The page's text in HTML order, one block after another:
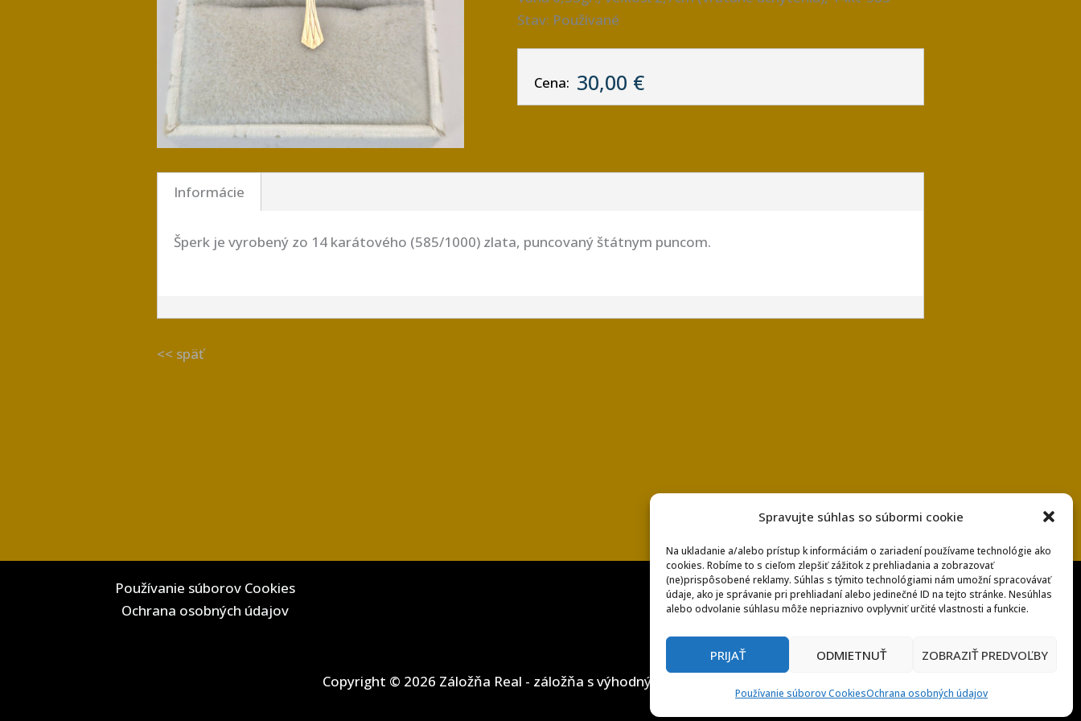
Spravujte súhlas so súbormi cookie
Na ukladanie a/alebo prístup k informáciám o zariadení používame technológie ako
cookies. Robíme to s cieľom zlepšiť zážitok z prehliadania a zobrazovať
(ne)prispôsobené reklamy. Súhlas s týmito technológiami nám umožní spracovávať
údaje, ako je správanie pri prehliadaní alebo jedinečné ID na tejto stránke. Nesúhlas
alebo odvolanie súhlasu môže nepriaznivo ovplyvniť určité vlastnosti a funkcie.
PRIJAŤ ODMIETNUŤ ZOBRAZIŤ PREDVOĽBY
Používanie súborov CookiesOchrana osobných údajov
Stav: Používané
Cena: 30,00 €
Informácie
Šperk je vyrobený zo 14 karátového (585/1000) zlata, puncovaný štátnym puncom.
<< späť
Používanie súborov Cookies
Ochrana osobných údajov
Copyright © 2026 Záložňa Real - záložňa s výhodnými podmienkami